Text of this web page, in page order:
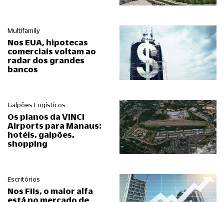
Multifamily
Nos EUA, hipotecas
comerciais voltam ao
radar dos grandes
bancos
Galpões Logísticos
Os planos da VINCI
Airports para Manaus:
hotéis, galpões,
shopping
Escritórios
Nos FIIs, o maior alfa
está no mercado de